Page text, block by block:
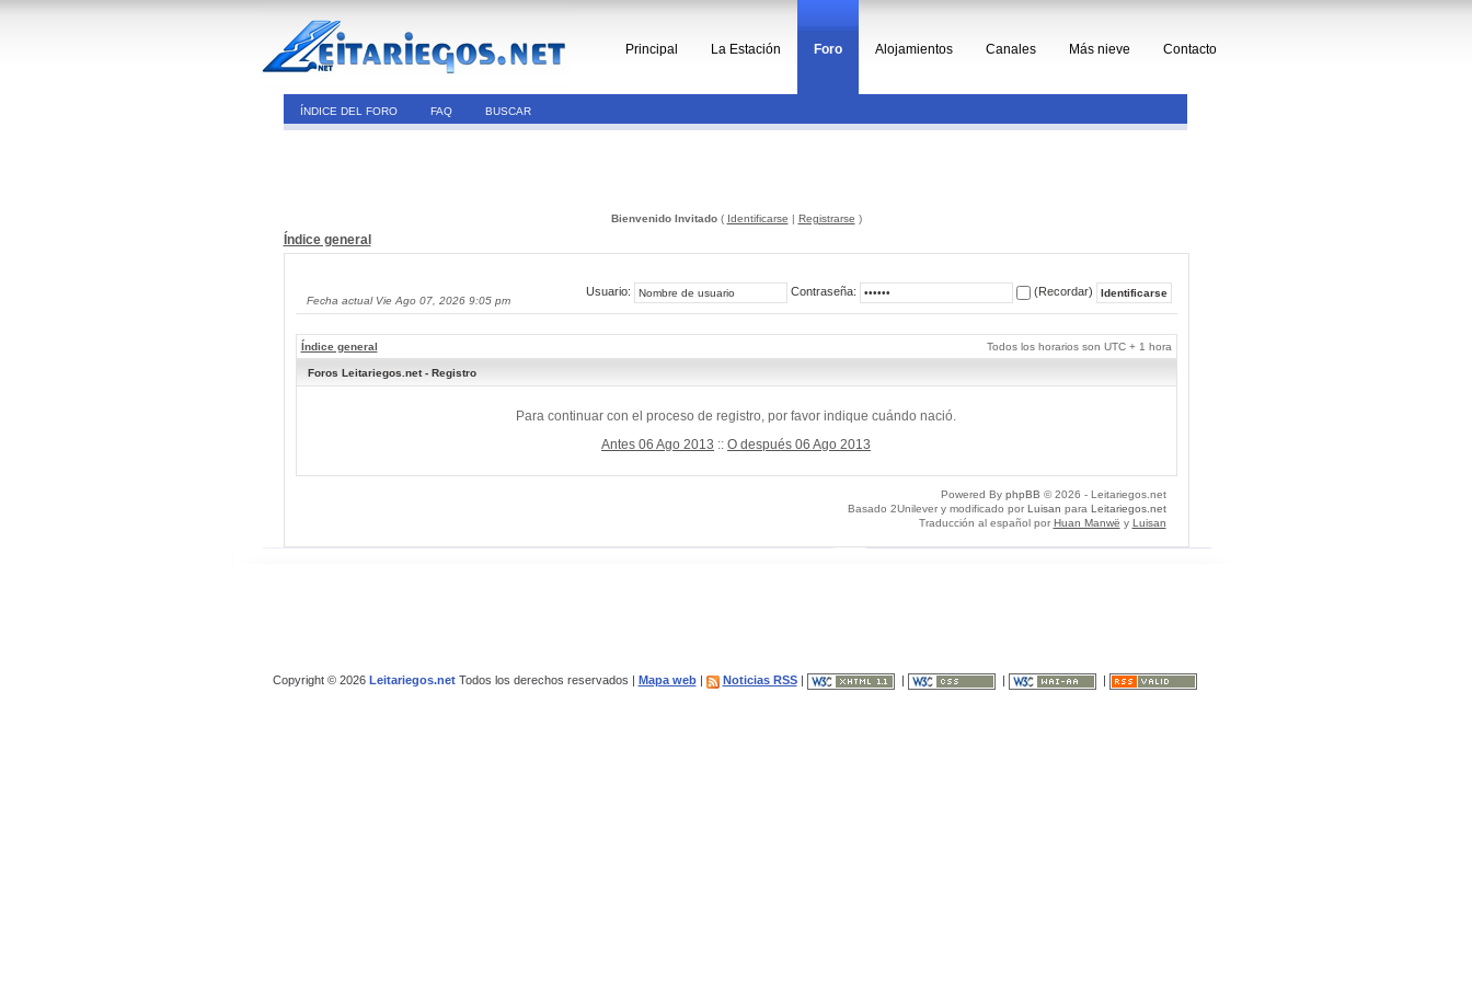
Principal La Estación Foro Alojamientos Canales Más nieve Contacto
ÍNDICE DEL FORO FAQ BUSCAR
Bienvenido Invitado( Identificarse | Registrarse )
Índice general
Fecha actual Vie Ago 07, 2026 9:05 pm
Usuario: Contraseña: (Recordar)
Índice general Todos los horarios son UTC + 1 hora
Foros Leitariegos.net - Registro
Para continuar con el proceso de registro, por favor indique cuándo nació.
Antes 06 Ago 2013 :: O después 06 Ago 2013
Powered By phpBB © 2026 - Leitariegos.net
Basado 2Unilever y modificado por Luisan para Leitariegos.net
Traducción al español por Huan Manwë y Luisan
Copyright © 2026 Leitariegos.netTodos los derechos reservados | Mapa web| Noticias RSS|